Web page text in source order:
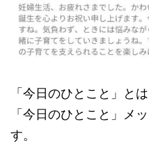
「今日のひとこと」と
「今日のひとこと」メ
す。